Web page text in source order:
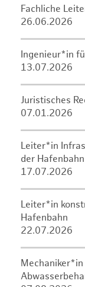
Fachliche
26.06.2026
Ingenieur*in
13.07.2026
Juristisches
07.01.2026
Leiter*in
der Hafenbahn
17.07.2026
Leiter*in
Hafenbahn
22.07.2026